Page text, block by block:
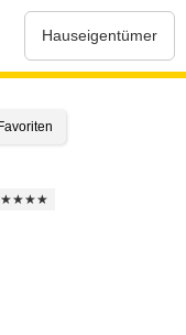
Hauseigentümer
★★★★